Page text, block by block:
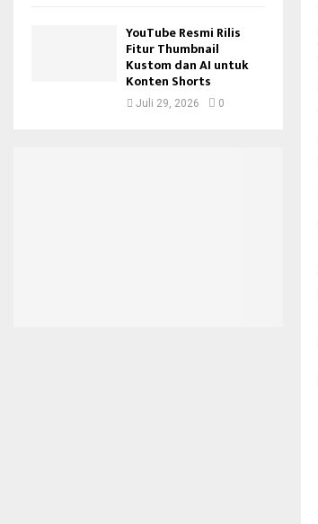
YouTube Resmi Rilis
Fitur Thumbnail
Kustom dan AI untuk
Konten Shorts
Juli 29, 2026 0